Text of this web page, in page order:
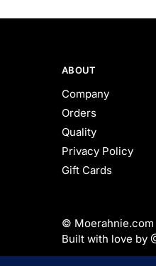
ABOUT
Company
Orders
Quality
Privacy Policy
Gift Cards
© Moerahnie.com
Built with love by